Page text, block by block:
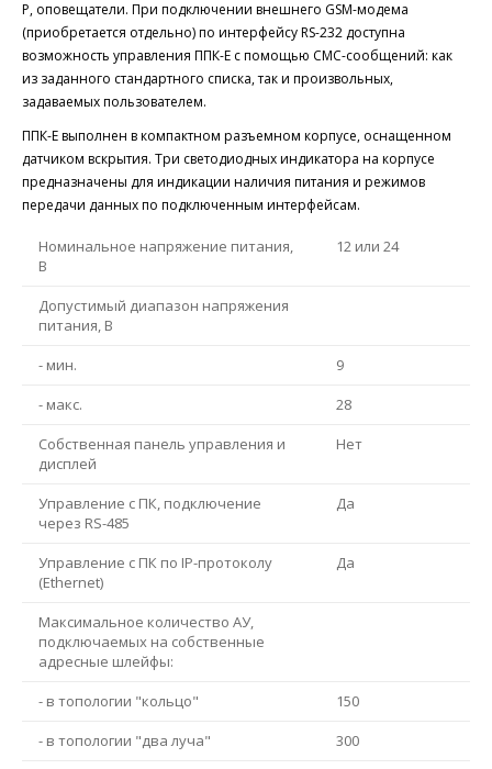
Р, оповещатели. При подключении внешнего GSM-модема
(приобретается отдельно) по интерфейсу RS-232 доступна
возможность управления ППК-Е с помощью СМС-сообщений: как
из заданного стандартного списка, так и произвольных,
задаваемых пользователем.
ППК-Е выполнен в компактном разъемном корпусе, оснащенном
датчиком вскрытия. Три светодиодных индикатора на корпусе
предназначены для индикации наличия питания и режимов
передачи данных по подключенным интерфейсам.
Номинальное напряжение питания,
В
12 или 24
Допустимый диапазон напряжения
питания, В
- мин.
9
- макс.
28
Собственная панель управления и
дисплей
Нет
Управление с ПК, подключение
через RS-485
Да
Управление с ПК по IP-протоколу
(Ethernet)
Да
Максимальное количество АУ,
подключаемых на собственные
адресные шлейфы:
- в топологии "кольцо"
150
- в топологии "два луча"
300